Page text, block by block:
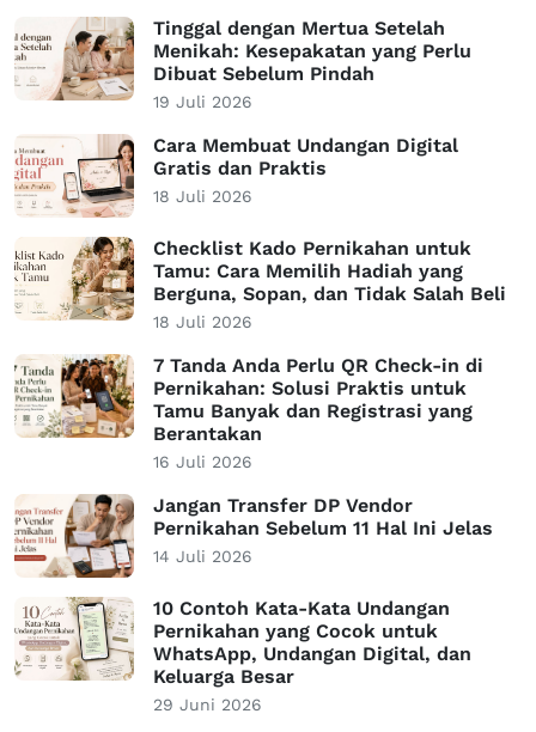
Tinggal dengan Mertua Setelah
Menikah: Kesepakatan yang Perlu
Dibuat Sebelum Pindah
19 Juli 2026
Cara Membuat Undangan Digital
Gratis dan Praktis
18 Juli 2026
Checklist Kado Pernikahan untuk
Tamu: Cara Memilih Hadiah yang
Berguna, Sopan, dan Tidak Salah Beli
18 Juli 2026
7 Tanda Anda Perlu QR Check-in di
Pernikahan: Solusi Praktis untuk
Tamu Banyak dan Registrasi yang
Berantakan
16 Juli 2026
Jangan Transfer DP Vendor
Pernikahan Sebelum 11 Hal Ini Jelas
14 Juli 2026
10 Contoh Kata-Kata Undangan
Pernikahan yang Cocok untuk
WhatsApp, Undangan Digital, dan
Keluarga Besar
29 Juni 2026